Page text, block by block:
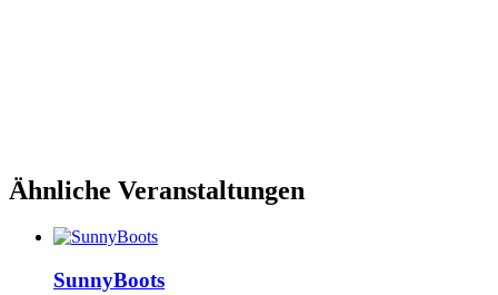
Ähnliche Veranstaltungen
SunnyBoots